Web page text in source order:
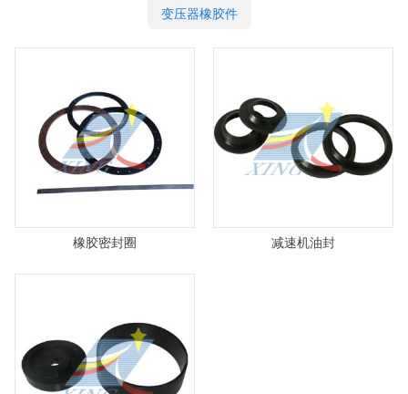
变压器橡胶件
橡胶密封圈 减速机油封